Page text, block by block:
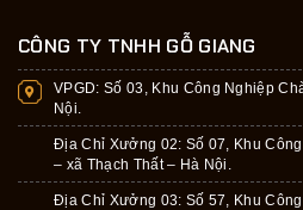
CÔNG TY TNHH GỖ GIANG
VPGD: Số 03, Khu Công Nghiệp
Nội.
Địa Chỉ Xưởng 02: Số 07, Khu
– xã Thạch Thất – Hà Nội.
Địa Chỉ Xưởng 03: Số 57, Khu